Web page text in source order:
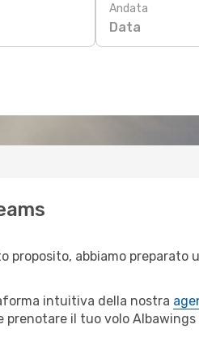
Andata
Data
proposito, abbiamo preparato
intuitiva della nostra
il tuo volo Albawings